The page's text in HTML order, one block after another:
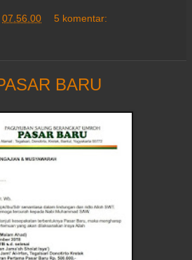
07.56.00 5 komentar:
BARU